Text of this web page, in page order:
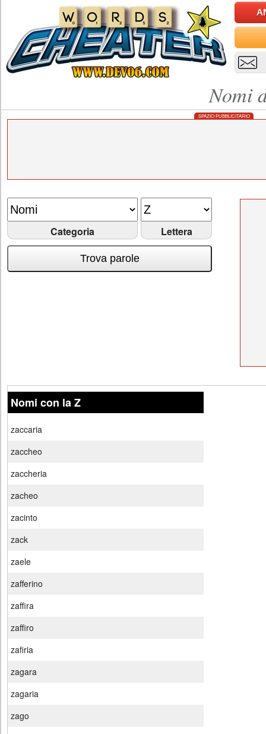
Nomi
SPAZIO PUBBLICITARIO
Categoria Lettera
Trova parole
Nomi con la Z
zaccaria
zaccheo
zaccheria
zacheo
zacinto
zack
zaele
zafferino
zaffira
zaffiro
zafiria
zagara
zagaria
zago